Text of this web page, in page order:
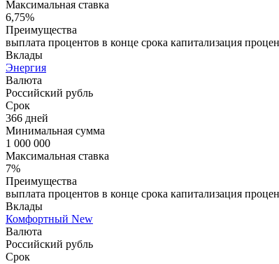
Максимальная ставка
6,75%
Преимущества
выплата процентов в конце срока капитализация
Вклады
Энергия
Валюта
Российский рубль
Срок
366 дней
Минимальная сумма
1 000 000
Максимальная ставка
7%
Преимущества
выплата процентов в конце срока капитализация
Вклады
Комфортный New
Валюта
Российский рубль
Срок